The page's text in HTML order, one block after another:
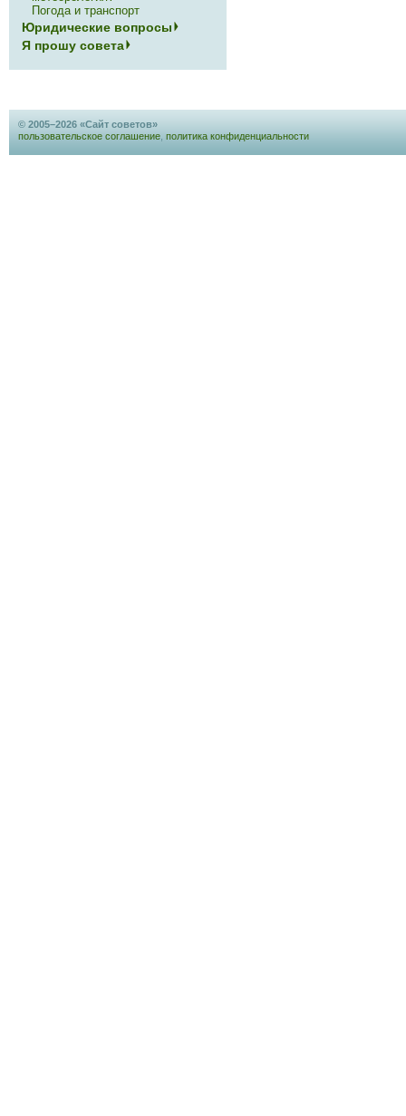
Погода и транспорт
Юридические вопросы
Я прошу совета
© 2005–2026 «Сайт советов»
пользовательское соглашение политика конфиденциальности